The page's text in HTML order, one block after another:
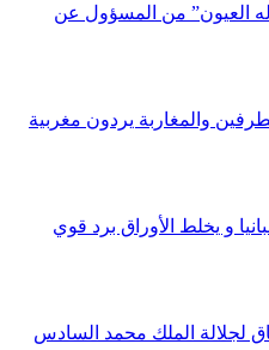
العيون” من المسؤول عن
والمغاربة يردون مغربية
و يخلط الأوراق برد قوي
لجلالة الملك محمد السادس